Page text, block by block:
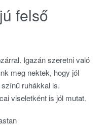
felső
Igazán szeretni való
meg nektek, hogy jól
ruhákkal is.
viseletként is jól mutat.